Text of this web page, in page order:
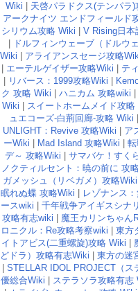
Wiki
天啓パラドクス(テンパラ)
アークナイツ エンドフィールド
シリウム攻略 Wiki
V Rising日本
ドルフィンウェーブ（ドルウ
Wiki
アライアンスセージ攻略
エーテルゲイザー攻略Wiki
テ
リバース：1999攻略Wiki
ク 攻略 Wiki
ハニカム 攻略wiki
Wiki
スイートホームメイド攻略
ュエコーズ-白荊回廊-攻略 Wiki
UNLIGHT：Revive 攻略Wiki
ア
ーWiki
Mad Island 攻略Wiki
デ～ 攻略Wiki
サマバケ！すく
ノクティルセント：暁の前に 攻
ガメッシュ（リベガメ）攻略Wiki
眠れぬ蝶 攻略Wiki
レゾナンス
ースwiki
千年戦争アイギスシナ
攻略有志wiki
魔王カリンちゃん
ロニクル：Re攻略考察wiki
東方
イトアビス(二重螺旋)攻略 Wiki
どドラ）攻略有志Wiki
東方の迷
STELLAR IDOL PROJECT（ス
優総合Wiki
ステラソラ攻略有志